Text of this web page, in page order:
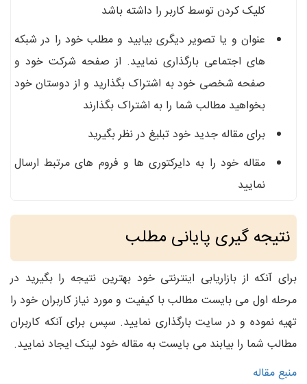
کلیک کردن توسط کاربر را داشته باشد
عنوان و یا تصویر دیگری بیابید و مطلب خود را در شبکه
های اجتماعی بارگذاری نمایید. از صفحه شرکت خود و
صفحه شخصی خود به اشتراک بگذارید و از دوستان خود
بخواهید مطالب شما را به اشتراک بگذارند
برای مقاله جدید خود تبلیغ در نظر بگیرید
مقاله خود را به دایرکتوری ها و فروم های مرتبط ارسال
نمایید
نتیجه گیری پایانی مطلب
برای آنکه از بازاریابی اینترنتی خود بهترین نتیجه را بگیرید در
مرحله اول می بایست مطالب با کیفیت و مورد نیاز کاربران خود را
تهیه نموده و در سایت بارگذاری نمایید. سپس برای آنکه کاربران
مطالب شما را بیابند می بایست به مقاله خود لینک ایجاد نمایید.
منبع مقاله